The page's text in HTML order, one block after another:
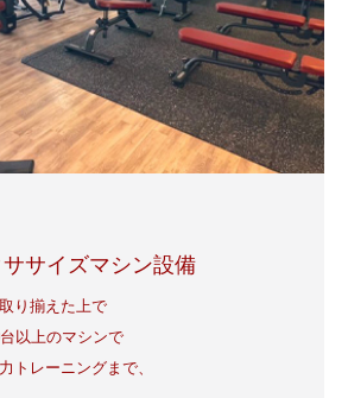
サイズマシン設備
り揃えた上で
以上のマシンで
トレーニングまで、